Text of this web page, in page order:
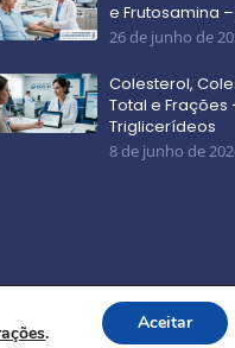
e Frutosamina –
26 de junho de
Colesterol,
Total e Frações
Triglicerídeos
8 de junho de
. Aceitar